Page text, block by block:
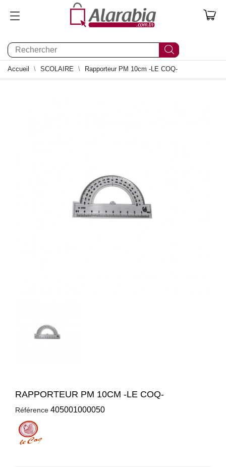
0
Accueil SCOLAIRE Rapporteur PM 10cm -LE COQ-
RAPPORTEUR PM 10CM -LE COQ-
Référence 405001000050